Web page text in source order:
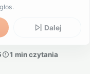
Dalej
1 min czytania